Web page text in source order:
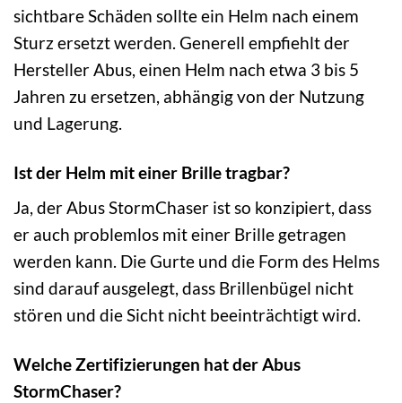
sichtbare Schäden sollte ein Helm nach einem
Sturz ersetzt werden. Generell empfiehlt der
Hersteller Abus, einen Helm nach etwa 3 bis 5
Jahren zu ersetzen, abhängig von der Nutzung
und Lagerung.
Ist der Helm mit einer Brille tragbar?
Ja, der Abus StormChaser ist so konzipiert, dass
er auch problemlos mit einer Brille getragen
werden kann. Die Gurte und die Form des Helms
sind darauf ausgelegt, dass Brillenbügel nicht
stören und die Sicht nicht beeinträchtigt wird.
Welche Zertifizierungen hat der Abus
StormChaser?